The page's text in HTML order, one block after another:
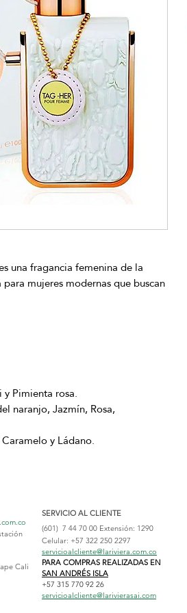
una fragancia femenina de la
mujeres modernas que buscan
Pimienta rosa.
naranjo, Jazmín, Rosa,
y Ládano.
Cali
SERVICIO AL CLIENTE
(601) 7 44 70 00 Extensión: 1290
Celular: +57 322 250 2297
servicioalcliente@lariviera.com.co
PARA COMPRAS REALIZADAS EN
SAN ANDRÉS ISLA
+57 315 770 92 26
servicioalcliente@larivierasai.com